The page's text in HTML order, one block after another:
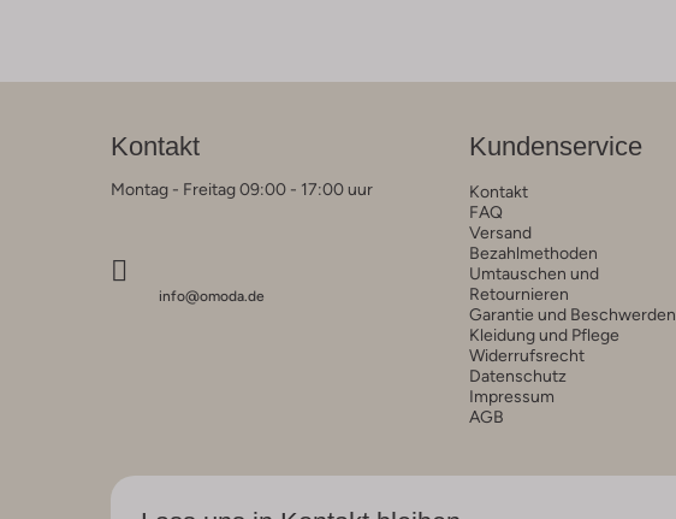
Kontakt
Montag - Freitag 09:00 - 17:00 uur
info@omoda.de
Kundenservice
Kontakt
FAQ
Versand
Bezahlmethoden
Umtauschen und
Retournieren
Garantie und Beschwerden
Kleidung und Pflege
Widerrufsrecht
Datenschutz
Impressum
AGB